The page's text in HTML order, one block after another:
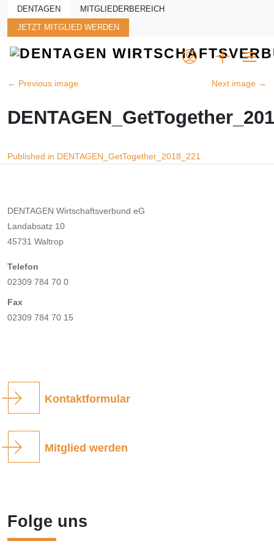
Skip to main content
DENTAGEN MITGLIEDERBEREICH
JETZT MITGLIED WERDEN
← Previous image Next image →
Beitragsnavigation
Published in DENTAGEN_GetTogether_2018_221
DENTAGEN Wirtschaftsverbund eG
Landabsatz 10
45731 Waltrop
Telefon
02309 784 70 0
Fax
02309 784 70 15
Kontaktformular
Mitglied werden
Folge uns